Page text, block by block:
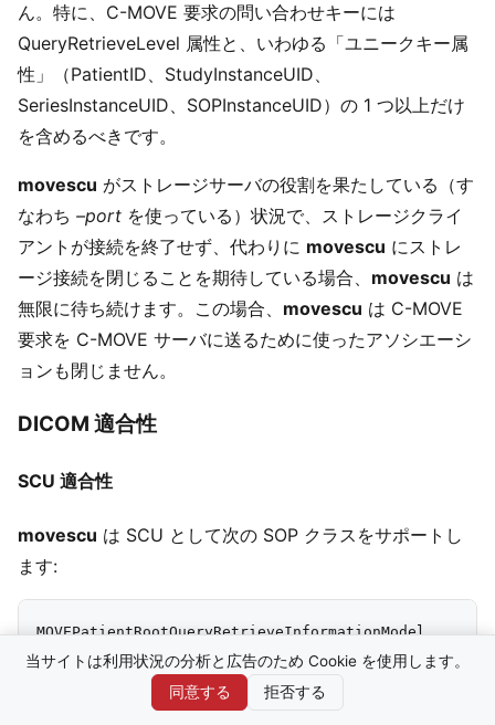
ん。特に、C-MOVE 要求の問い合わせキーには
QueryRetrieveLevel 属性と、いわゆる「ユニークキー属
性」（PatientID、StudyInstanceUID、
SeriesInstanceUID、SOPInstanceUID）の 1 つ以上だけ
を含めるべきです。
movescu がストレージサーバの役割を果たしている（す
なわち –port を使っている）状況で、ストレージクライ
アントが接続を終了せず、代わりに movescu にストレ
ージ接続を閉じることを期待している場合、 movescu は
無限に待ち続けます。この場合、 movescu は C-MOVE
要求を C-MOVE サーバに送るために使ったアソシエーシ
ョンも閉じません。
DICOM 適合性
SCU 適合性
movescu は SCU として次の SOP クラスをサポートし
ます:
MOVEPatientRootQueryRetrieveInformationModel
MOVEStudyRootQueryRetrieveInformationModel
当サイトは利用状況の分析と広告のため Cookie を使用します。
同意する 拒否する